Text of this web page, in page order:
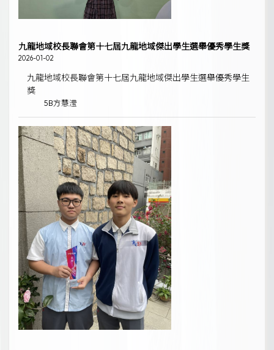
九龍地域校長聯會第十七屆九龍地域傑出學生選舉優秀學生獎
2026-01-02
九龍地域校長聯會第十七屆九龍地域傑出學生選舉優秀學生
獎
5B方慧滢